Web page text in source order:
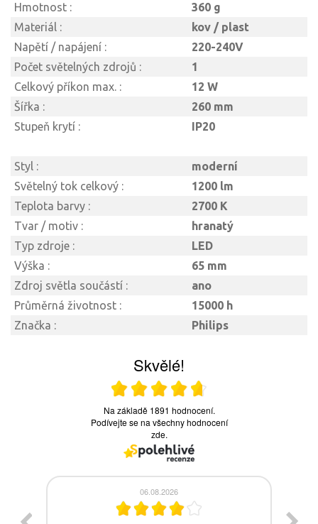
Hmotnost :
360 g
Materiál :
kov / plast
Napětí / napájení :
220-240V
Počet světelných zdrojů :
1
Celkový příkon max. :
12 W
Šířka :
260 mm
Stupeň krytí :
IP20
Styl :
moderní
Světelný tok celkový :
1200 lm
Teplota barvy :
2700 K
Tvar / motiv :
hranatý
Typ zdroje :
LED
Výška :
65 mm
Zdroj světla součástí :
ano
Průměrná životnost :
15000 h
Značka :
Philips